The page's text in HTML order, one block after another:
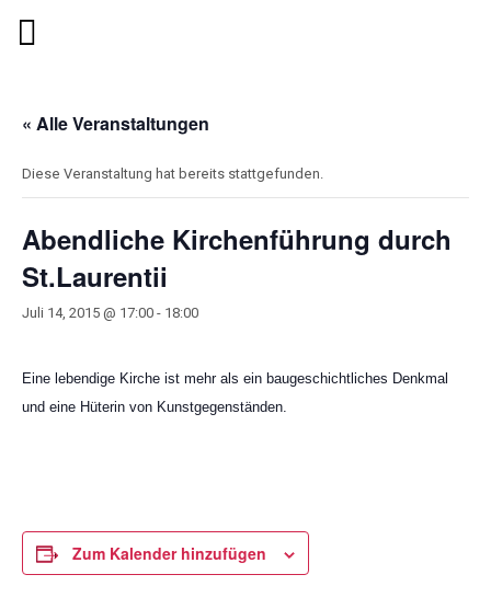
« Alle Veranstaltungen
Diese Veranstaltung hat bereits stattgefunden.
Abendliche Kirchenführung durch
St.Laurentii
Juli 14, 2015 @ 17:00 - 18:00
Eine lebendige Kirche ist mehr als ein baugeschichtliches Denkmal
und eine Hüterin von Kunstgegenständen.
Zum Kalender hinzufügen